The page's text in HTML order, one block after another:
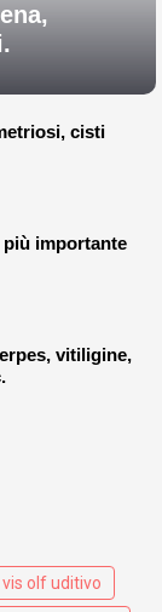
cisti
importante
vitiligine,
olf uditivo